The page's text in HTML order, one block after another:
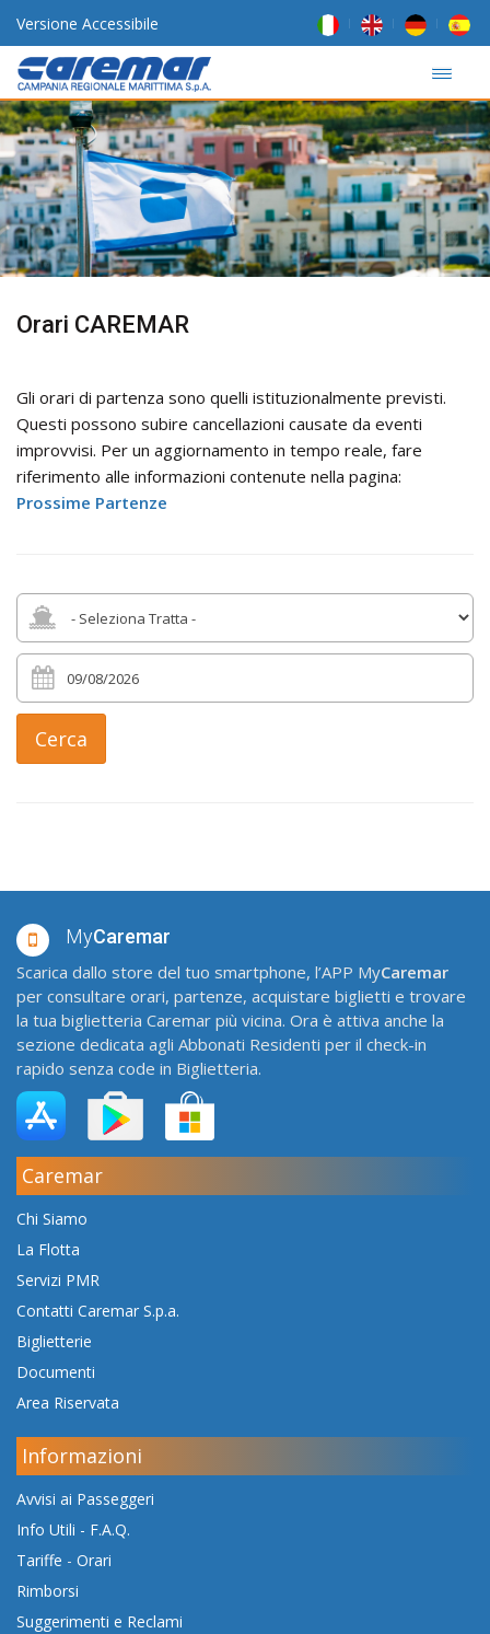
Versione Accessibile
Orari CAREMAR
Gli orari di partenza sono quelli istituzionalmente previsti.
Questi possono subire cancellazioni causate da eventi
improvvisi. Per un aggiornamento in tempo reale, fare
riferimento alle informazioni contenute nella pagina:
Prossime Partenze
Cerca
MyCaremar
Scarica dallo store del tuo smartphone, l’APP MyCaremar
per consultare orari, partenze, acquistare biglietti e trovare
la tua biglietteria Caremar più vicina. Ora è attiva anche la
sezione dedicata agli Abbonati Residenti per il check-in
rapido senza code in Biglietteria.
Caremar
Chi Siamo
La Flotta
Servizi PMR
Contatti Caremar S.p.a.
Biglietterie
Documenti
Area Riservata
Informazioni
Avvisi ai Passeggeri
Info Utili - F.A.Q.
Tariffe - Orari
Rimborsi
Suggerimenti e Reclami